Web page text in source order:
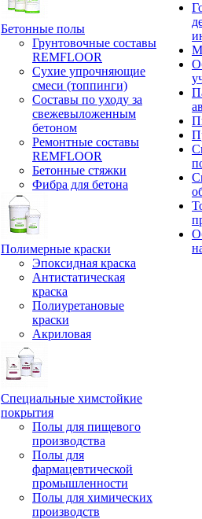
Бетонные полы
Грунтовочные составы
REMFLOOR
Сухие упрочняющие
смеси (топпинги)
Составы по уходу за
свежевыложенным
бетоном
Ремонтные составы
REMFLOOR
Бетонные стяжки
Фибра для бетона
Полимерные краски
Эпоксидная краска
Антистатическая
краска
Полиуретановые
краски
Акриловая
Специальные химстойкие
покрытия
Полы для пищевого
производства
Полы для
фармацевтической
промышленности
Полы для химических
производств